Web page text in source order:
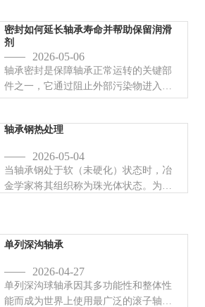
密封如何延长轴承寿命并帮助保留润滑
剂
2026-05-06
轴承密封是保障轴承正常运转的关键部
件之一，它通过阻止外部污染物进入轴
承内部，同时防止润滑脂泄漏，从而延
轴承钢热处理
2026-05-04
当轴承钢处于软（未硬化）状态时，冶
金学家将其组织称为珠光体状态。为了
单列深沟轴承
2026-04-27
单列深沟球轴承因其多功能性和整体性
能而成为世界上使用最广泛的滚子轴承